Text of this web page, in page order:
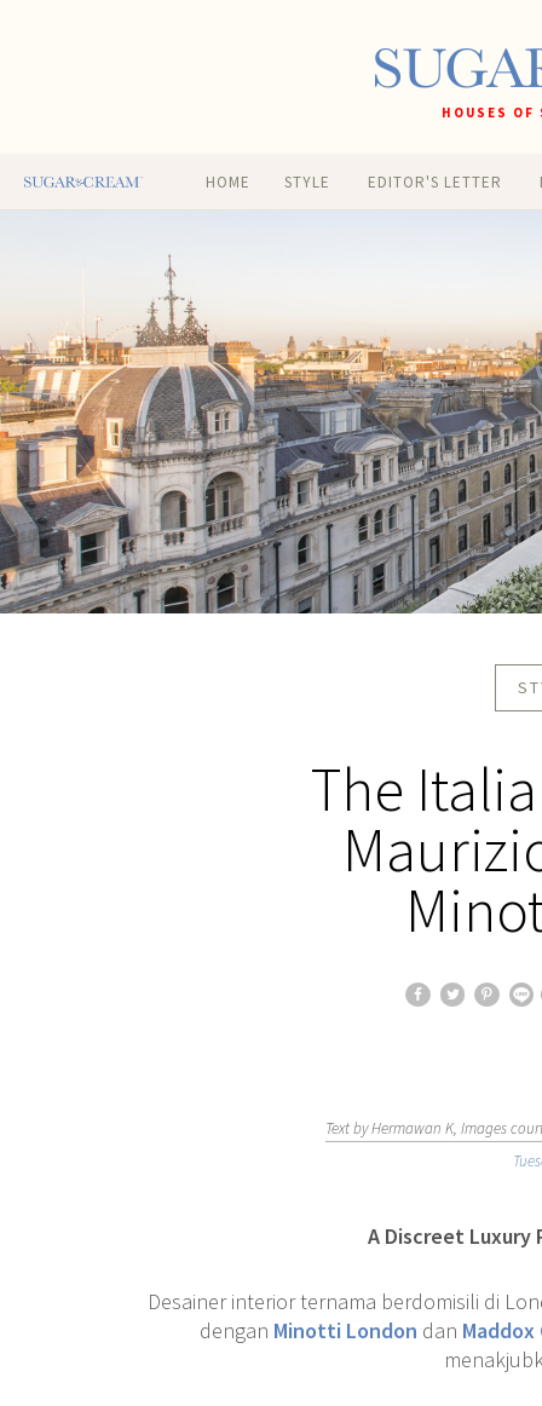
HOUSES
HOME STYLE EDITOR'S LETTER
The
Text by Hermawan K, Images
A Discreet Luxury
Desainer interior ternama berdomisili di
dengan Minotti London dan Maddox